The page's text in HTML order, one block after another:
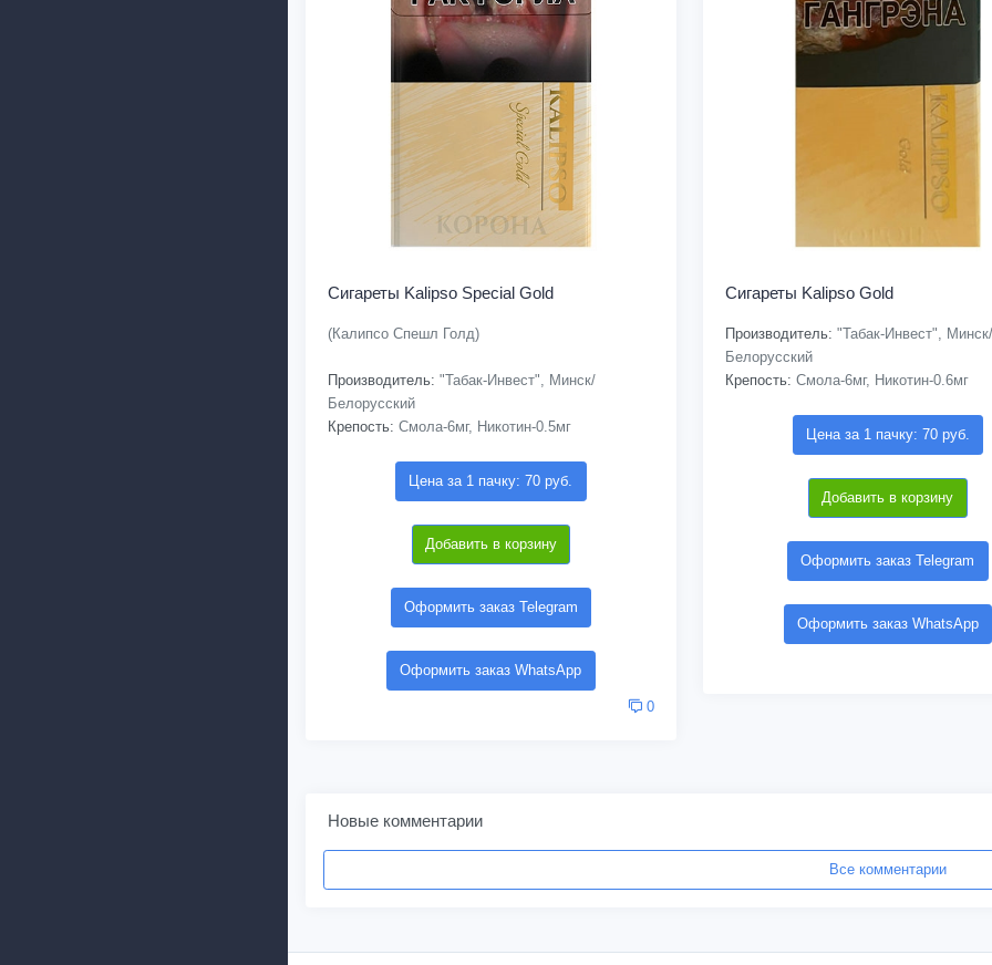
Сигареты Kalipso Special Gold
(Калипсо Спешл Голд)
Производитель: "Табак-Инвест", Минск/
Белорусский
Крепость: Смола-6мг, Никотин-0.5мг
Цена за 1 пачку: 70 руб.
Добавить в корзину
Оформить заказ Telegram
Оформить заказ WhatsApp
0
Сигареты Kalipso Gold
Производитель: "Табак-Инвест", Минск/
Белорусский
Крепость: Смола-6мг, Никотин-0.6мг
Цена за 1 пачку: 70 руб.
Добавить в корзину
Оформить заказ Telegram
Оформить заказ WhatsApp
Новые комментарии
Все комментарии